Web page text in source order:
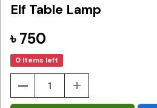
Elf Table Lamp
৳ 750
0 Items left
- +